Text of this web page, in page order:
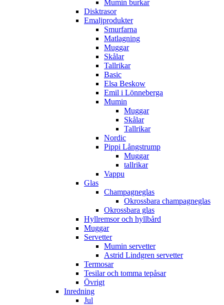
Mumin burkar
Disktrasor
Emaljprodukter
Smurfarna
Matlagning
Muggar
Skålar
Tallrikar
Basic
Elsa Beskow
Emil i Lönneberga
Mumin
Muggar
Skålar
Tallrikar
Nordic
Pippi Långstrump
Muggar
tallrikar
Vappu
Glas
Champagneglas
Okrossbara champagneglas
Okrossbara glas
Hyllremsor och hyllbård
Muggar
Servetter
Mumin servetter
Astrid Lindgren servetter
Termosar
Tesilar och tomma tepåsar
Övrigt
Inredning
Jul